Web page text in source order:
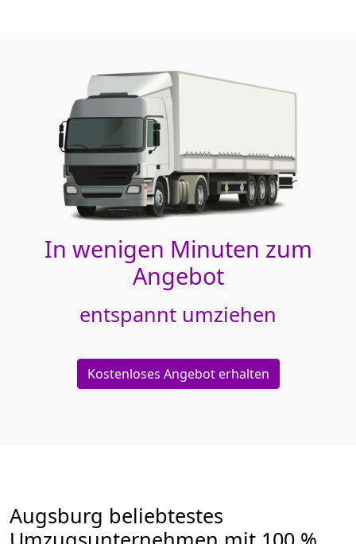
In wenigen Minuten zum
Angebot
entspannt umziehen
Kostenloses Angebot erhalten
Augsburg beliebtestes